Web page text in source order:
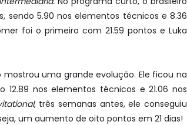
sendo 5.90 nos elementos técnicos e 8.36
foi o primeiro com 21.59 pontos e Luka
uma grande evolução. Ele ficou na
12.89 nos elementos técnicos e 21.06 nos
, três semanas antes, ele conseguiu
um aumento de oito pontos em 21 dias!